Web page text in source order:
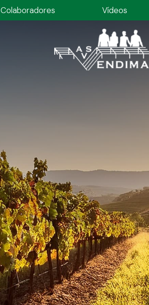
Colaboradores Vídeos